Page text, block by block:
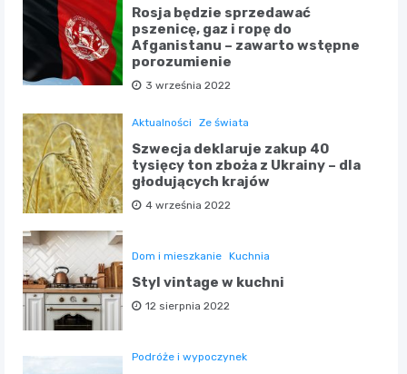
Rosja będzie sprzedawać
pszenicę, gaz i ropę do
Afganistanu – zawarto wstępne
porozumienie
3 września 2022
Aktualności Ze świata
Szwecja deklaruje zakup 40
tysięcy ton zboża z Ukrainy – dla
głodujących krajów
4 września 2022
Dom i mieszkanie Kuchnia
Styl vintage w kuchni
12 sierpnia 2022
Podróże i wypoczynek